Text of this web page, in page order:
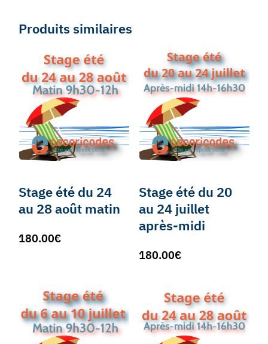
Produits similaires
Stage été du 24
au 28 août matin
180.00€
Stage été du 20
au 24 juillet
après-midi
180.00€